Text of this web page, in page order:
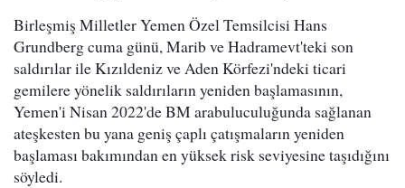
Birleşmiş Milletler Yemen Özel Temsilcisi Hans
Grundberg cuma günü, Marib ve Hadramevt'teki son
saldırılar ile Kızıldeniz ve Aden Körfezi'ndeki ticari
gemilere yönelik saldırıların yeniden başlamasının,
Yemen'i Nisan 2022'de BM arabuluculuğunda sağlanan
ateşkesten bu yana geniş çaplı çatışmaların yeniden
başlaması bakımından en yüksek risk seviyesine taşıdığını
söyledi.